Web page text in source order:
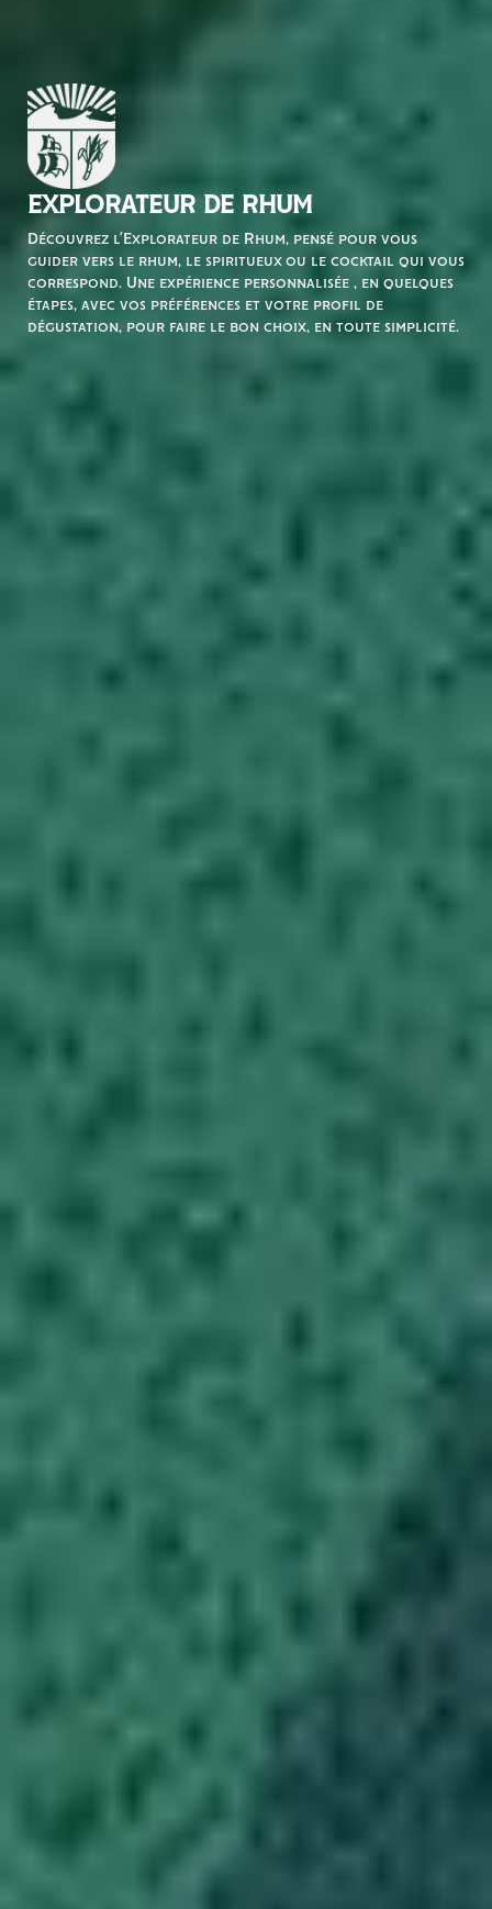
EXPLORATEUR DE RHUM
Découvrez l’Explorateur de Rhum, pensé pour vous
guider vers le rhum, le spiritueux ou le cocktail qui vous
correspond. Une expérience personnalisée , en quelques
étapes, avec vos préférences et votre profil de
dégustation, pour faire le bon choix, en toute simplicité.